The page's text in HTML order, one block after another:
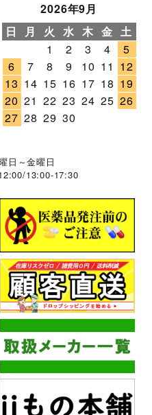
2026年9月
日
月 火 水 木 金 土
1
2 3 4
5
6
7 8 9 10 11 12
13 14 15 16 17 18 19
20 21 22 23 24 25 26
27 28 29 30
日～金曜日
13:00-17:30